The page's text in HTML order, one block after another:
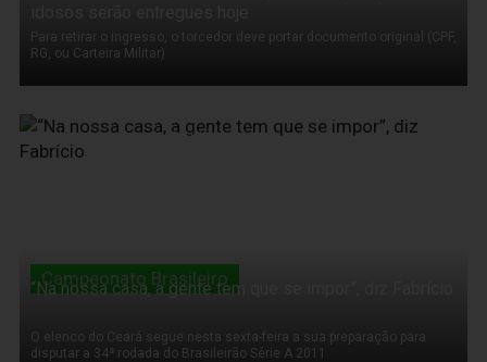
Para retirar o ingresso, o torcedor deve portar documento original (CPF,
RG, ou Carteira Militar)
10 de Novembro de 2011
Campeonato Brasileiro
“Na nossa casa, a gente tem que se impor”, diz Fabrício
O elenco do Ceará segue nesta sexta-feira a sua preparação para
disputar a 34ª rodada do Brasileirão Série A 2011